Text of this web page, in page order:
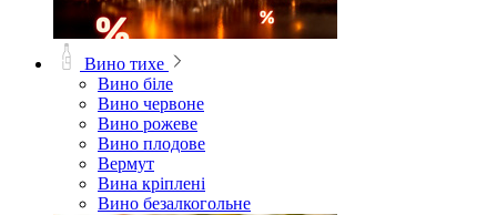
Вино тихе
Вино біле
Вино червоне
Вино рожеве
Вино плодове
Вермут
Вина кріплені
Вино безалкогольне